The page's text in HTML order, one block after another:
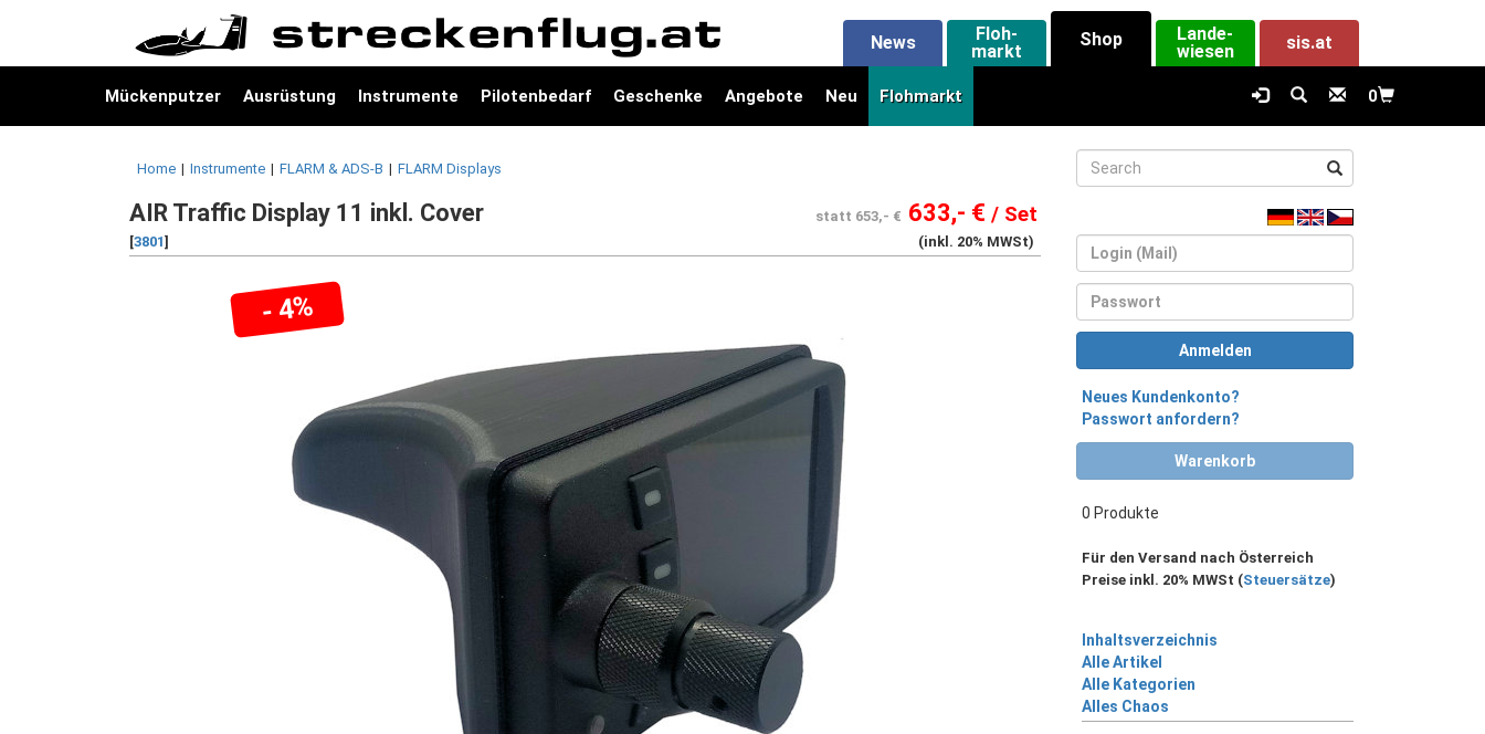
News
Floh-
markt
Shop
Lande-
wiesen
sis.at
Mückenputzer Ausrüstung Instrumente Pilotenbedarf Geschenke Angebote Neu Flohmarkt 0
Home | Instrumente | FLARM & ADS-B | FLARM Displays
AIR Traffic Display 11 inkl. Cover
[3801]
statt 653,- € 633,- € / Set
(inkl. 20% MWSt)
- 4%
Login
Passwort
Anmelden
Neues Kundenkonto?
Passwort anfordern?
Warenkorb
0 Produkte
Für den Versand nach Österreich
Preise inkl. 20% MWSt (Steuersätze)
Inhaltsverzeichnis
Alle Artikel
Alle Kategorien
Alles Chaos